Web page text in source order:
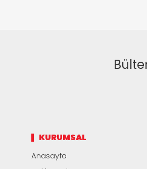
KURUMSAL
Anasayfa